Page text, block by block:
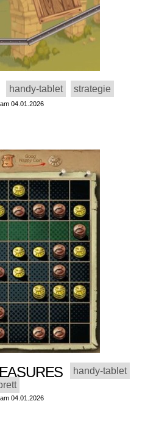
handy-tablet strategie
04.01.2026
handy-tablet
04.01.2026